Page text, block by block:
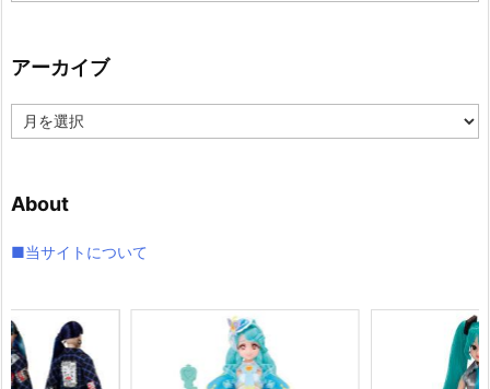
ー
アーカイブ
ー
ブ
About
■当サイトについて